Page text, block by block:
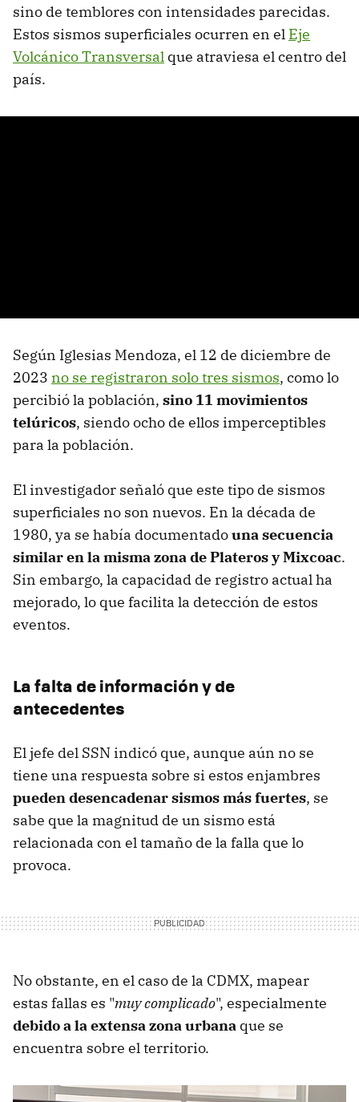
sino de temblores con intensidades parecidas.
Estos sismos superficiales ocurren en el Eje
Volcánico Transversal que atraviesa el centro del
país.
Según Iglesias Mendoza, el 12 de diciembre de
2023 no se registraron solo tres sismos, como lo
percibió la población, sino 11 movimientos
telúricos, siendo ocho de ellos imperceptibles
para la población.
El investigador señaló que este tipo de sismos
superficiales no son nuevos. En la década de
1980, ya se había documentadouna secuencia
similar en la misma zona de Plateros y Mixcoac.
Sin embargo, la capacidad de registro actual ha
mejorado, lo que facilita la detección de estos
eventos.
La falta de información y de
antecedentes
El jefe del SSN indicó que, aunque aún no se
tiene una respuesta sobre si estos enjambres
pueden desencadenar sismos más fuertes, se
sabe que la magnitud de un sismo está
relacionada con el tamaño de la falla que lo
provoca.
No obstante, en el caso de la CDMX, mapear
estas fallas es "muy complicado", especialmente
debido a la extensa zona urbana que se
encuentra sobre el territorio.